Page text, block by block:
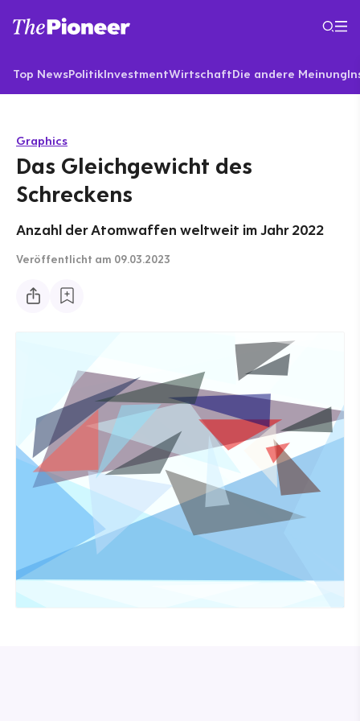
Top NewsPolitikInvestmentWirtschaftDie andere Meinung
Graphics
Das Gleichgewicht des
Schreckens
Anzahl der Atomwaffen weltweit im Jahr 2022
Veröffentlicht am 09.03.2023